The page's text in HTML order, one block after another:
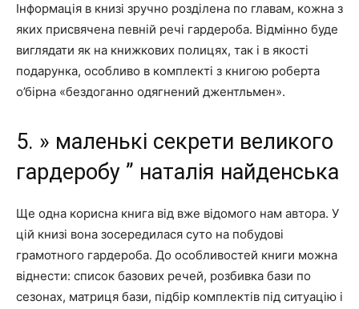
Інформація в книзі зручно розділена по главам, кожна з
яких присвячена певній речі гардероба. Відмінно буде
виглядати як на книжкових полицях, так і в якості
подарунка, особливо в комплекті з книгою роберта
о’бірна «бездоганно одягнений джентльмен».
5. » маленькі секрети великого
гардеробу ” наталія найденська
Ще одна корисна книга від вже відомого нам автора. У
цій книзі вона зосередилася суто на побудові
грамотного гардероба. До особливостей книги можна
віднести: список базових речей, розбивка бази по
сезонах, матриця бази, підбір комплектів під ситуацію і